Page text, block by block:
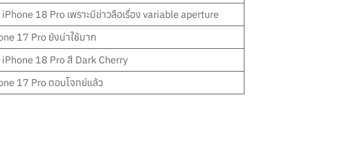
iPhone 18 Pro เพราะมีข่าวลือเรื่อง variable aperture
17 Pro ยังน่าใช้มาก
iPhone 18 Pro สี Dark Cherry
17 Pro ตอบโจทย์แล้ว